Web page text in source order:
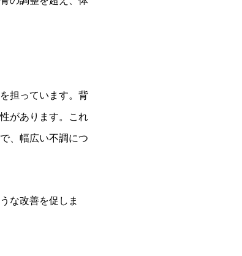
担っています。背
があります。これ
、幅広い不調につ
な改善を促しま